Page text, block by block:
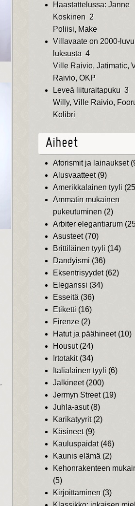
Haastattelussa: Janne
Koskinen 2
Poliisi, Make
Villavaate on 2000-
luksusta 4
Ville Raivio, Jatimatic,
Raivio, OKP
Leveä liituraitapuku 3
Willy, Ville Raivio,
Kolibri
Aiheet
Aforismit ja lainaukset
Alusvaatteet(9)
Amerikkalainen tyyli
Ammatin mukainen
pukeutuminen (2)
Arbiter elegantiarum
Asusteet(70)
Brittiläinen tyyli (14)
Dandyismi (36)
Eksentrisyydet(62)
Eleganssi (34)
Esseitä (36)
Etiketti (16)
Firenze (2)
Hatut ja päähineet(10)
Housut(24)
Irtotakit(34)
Italialainen tyyli (6)
Jalkineet(200)
Jermyn Street(19)
Juhla-asut(8)
Karikatyyrit(2)
Käsineet(9)
Kauluspaidat(46)
Kaunis elämä (2)
Kehonrakenteen
(5)
Kirjoittaminen (3)